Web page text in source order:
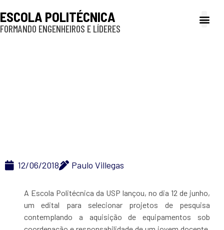
ESCOLA POLITÉCNICA
FORMANDO ENGENHEIROS E LÍDERES
12/06/2018 Paulo Villegas
A Escola Politécnica da USP lançou, no dia 12 de junho,
um edital para selecionar projetos de pesquisa
contemplando a aquisição de equipamentos sob